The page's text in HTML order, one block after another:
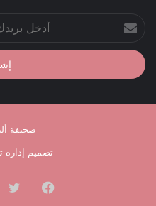
بريدك
الإلكتروني
صحيفة
تصميم إدارة
فيسبوك